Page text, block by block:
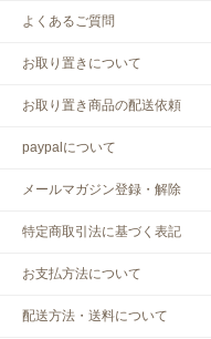
よくあるご質問
お取り置きについて
お取り置き商品の配送依頼
paypalについて
メールマガジン登録・解除
特定商取引法に基づく表記
お支払方法について
配送方法・送料について